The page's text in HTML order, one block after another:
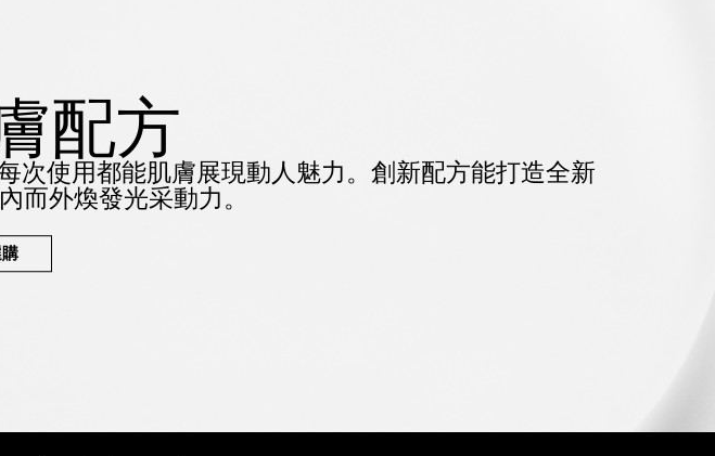
配方
次使用都能肌膚展現動人魅力。 創新配方能打造全新
而外煥發光采動力。